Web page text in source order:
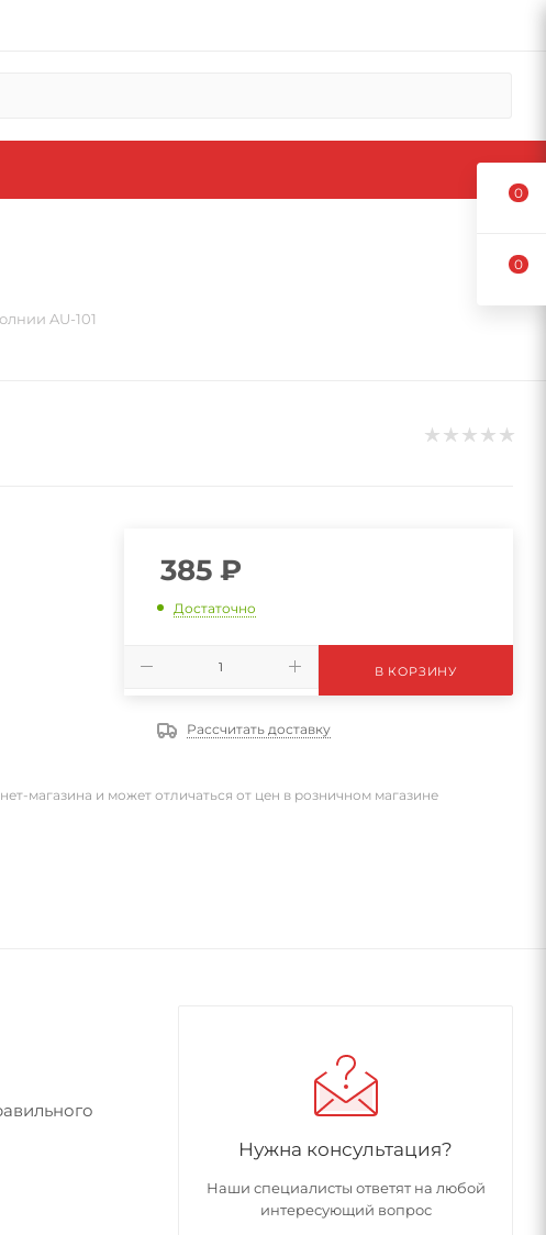
AU-101
385₽
Достаточно
В КОРЗИНУ
Рассчитать доставку
магазина и может отличаться от цен в розничном магазине
Нужна консультация?
Наши специалисты ответят на любой
интересующий вопрос
0
0